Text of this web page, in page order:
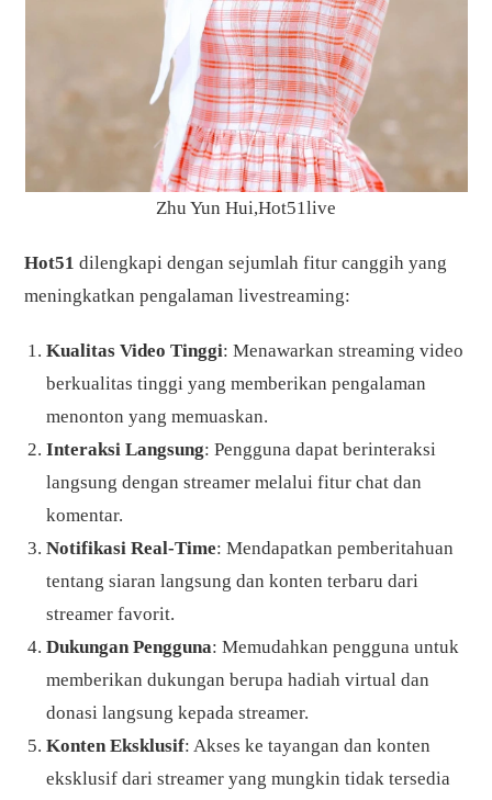
Zhu Yun Hui,Hot51live
Hot51 dilengkapi dengan sejumlah fitur canggih yang
meningkatkan pengalaman livestreaming:
Kualitas Video Tinggi: Menawarkan streaming video
berkualitas tinggi yang memberikan pengalaman
menonton yang memuaskan.
Interaksi Langsung: Pengguna dapat berinteraksi
langsung dengan streamer melalui fitur chat dan
komentar.
Notifikasi Real-Time: Mendapatkan pemberitahuan
tentang siaran langsung dan konten terbaru dari
streamer favorit.
Dukungan Pengguna: Memudahkan pengguna untuk
memberikan dukungan berupa hadiah virtual dan
donasi langsung kepada streamer.
Konten Eksklusif: Akses ke tayangan dan konten
eksklusif dari streamer yang mungkin tidak tersedia